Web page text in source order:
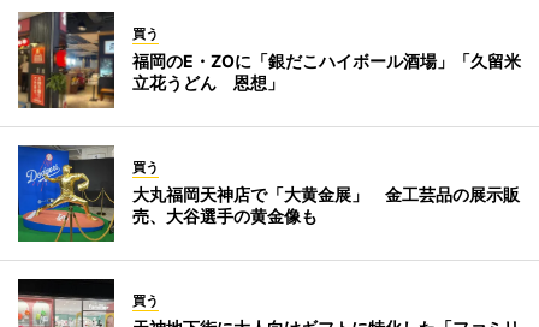
買う
福岡のE・ZOに「銀だこハイボール酒場」「久留米
立花うどん 恩想」
買う
大丸福岡天神店で「大黄金展」 金工芸品の展示販
売、大谷選手の黄金像も
買う